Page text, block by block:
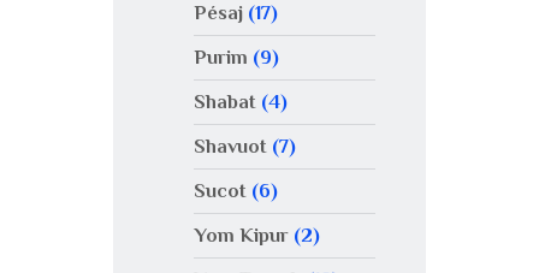
Pésaj(17)
Purim (9)
Shabat(4)
Shavuot(7)
Sucot(6)
Yom Kipur(2)